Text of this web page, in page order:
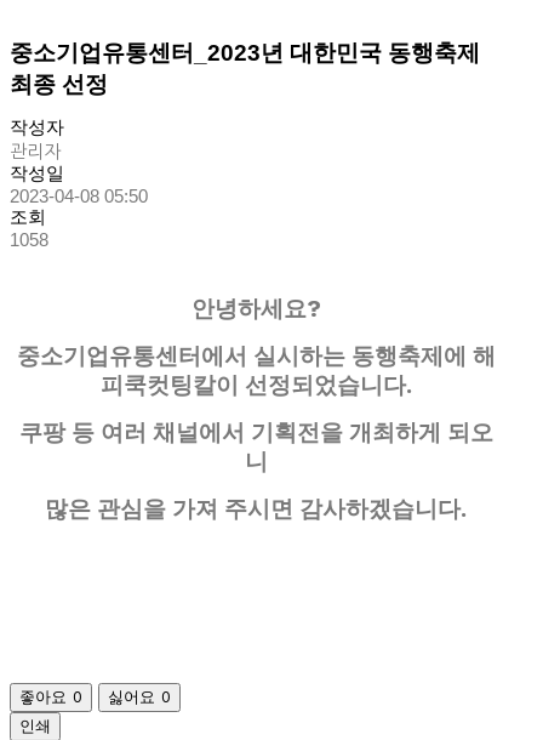
중소기업유통센터_2023년 대한민국 동행축제
최종 선정
작성자
관리자
작성일
2023-04-08 05:50
조회
1058
안녕하세요?
중소기업유통센터에서 실시하는 동행축제에 해
피쿡컷팅칼이 선정되었습니다.
쿠팡 등 여러 채널에서 기획전을 개최하게 되오
니
많은 관심을 가져 주시면 감사하겠습니다.
좋아요 0 싫어요 0
인쇄